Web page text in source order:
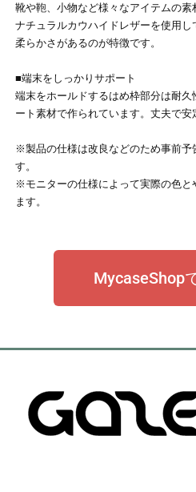
靴や鞄、小物など様々なアイテムの
ナチュラルカウハイドレザーを使用
柔らかさがあるのが特徴です。
■端末をしっかりサポート
端末をホールドするはめ枠部分は耐
ート素材で作られています。丈夫で安
※製品の仕様は改良などのため事前予
す。
※モニターの仕様によって実際の色と
ます。
MycaseShop